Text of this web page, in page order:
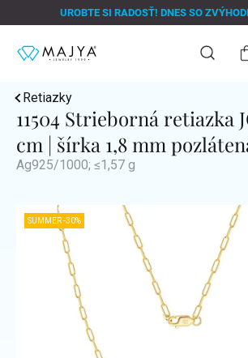
na
UROBTE SI RADOSŤ! DNES SO
Retiazky
11504 Strieborná retiazka
cm | šírka 1,8 mm
Ag925/1000; ≤1,57 g
SUMMER -30%